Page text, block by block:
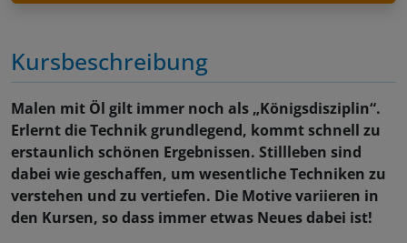
Kursbeschreibung
Malen mit Öl gilt immer noch als „Königsdisziplin“.
Erlernt die Technik grundlegend, kommt schnell zu
erstaunlich schönen Ergebnissen. Stillleben sind
dabei wie geschaffen, um wesentliche Techniken zu
verstehen und zu vertiefen. Die Motive variieren in
den Kursen, so dass immer etwas Neues dabei ist!